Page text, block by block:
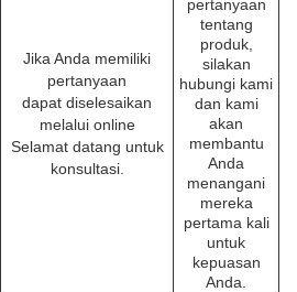
Jika Anda memiliki
pertanyaan
dapat diselesaikan
melalui online
Selamat datang untuk
konsultasi.
pertanyaan
tentang
produk,
silakan
hubungi kami
dan kami
akan
membantu
Anda
menangani
mereka
pertama kali
untuk
kepuasan
Anda.